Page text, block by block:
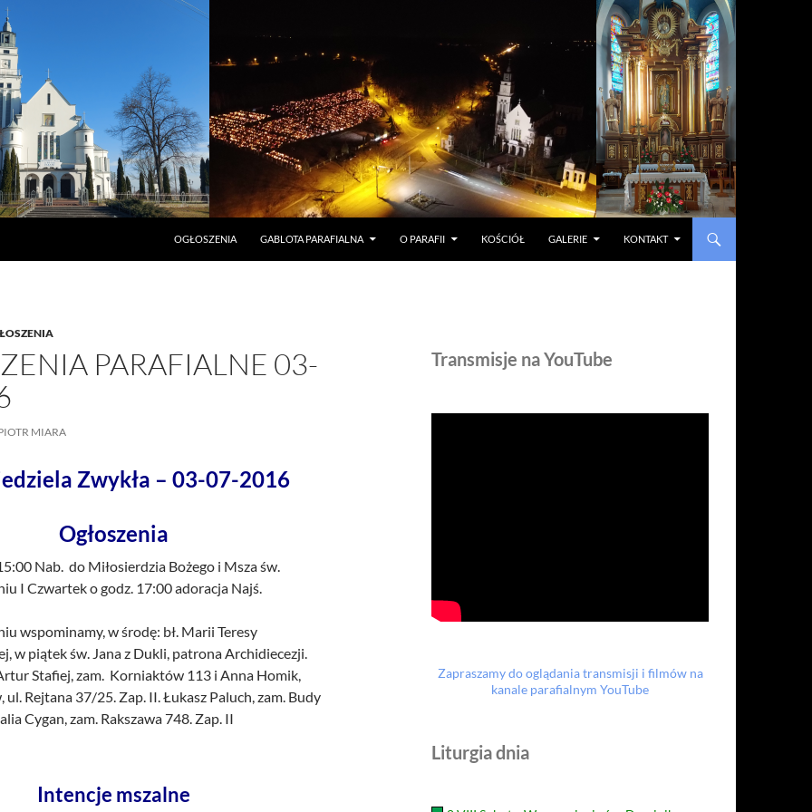
OGŁOSZENIA
GABLOTA PARAFIALNA O PARAFII KOŚCIÓŁ GALERIE KONTAKT
PARAFIALNE 03-
MIARA
Zwykła – 03-07-2016
Ogłoszenia
Nab. do Miłosierdzia Bożego i Msza św.
I Czwartek o godz. 17:00 adoracja Najś.
wspominamy, w środę: bł. Marii Teresy
w piątek św. Jana z Dukli, patrona Archidiecezji.
Stafiej, zam. Korniaktów 113 i Anna Homik,
ul. Rejtana 37/25. Zap. II. Łukasz Paluch, zam. Budy
Cygan, zam. Rakszawa 748. Zap. II
Intencje mszalne
Transmisje na YouTube
Zapraszamy do oglądania transmisji i filmów na
kanale parafialnym YouTube
Liturgia dnia